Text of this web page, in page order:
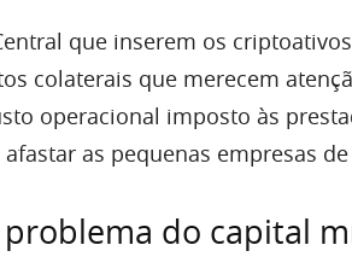
que inserem os
colaterais que merecem
operacional imposto às
as pequenas empresas
problema do capital